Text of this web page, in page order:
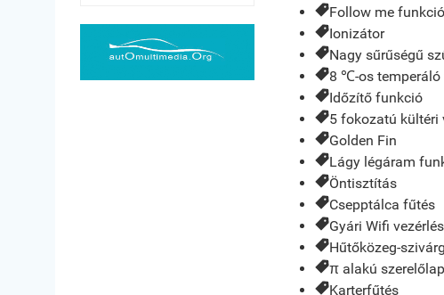
Follow me funkció
Ionizátor
Nagy sűrűségű
8 ℃-os temperáló
Időzítő funkció
5 fokozatú kültéri
Golden Fin
Lágy légáram
Öntisztítás
Csepptálca fűtés
Gyári Wifi vezérlés
Hűtőközeg-
π alakú szerelőlap
Karterfűtés